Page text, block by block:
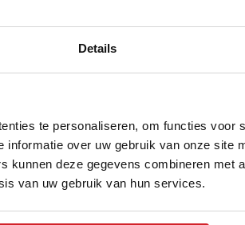
Details
te personaliseren, om functies voor
informatie over uw gebruik van onze site
kunnen deze gegevens combineren met
van uw gebruik van hun services.
Ondernemen